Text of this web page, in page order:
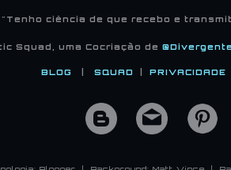
ciência de que recebo e
Squad, uma Cocriação de
BLOG SQUAD PRIVACIDADE